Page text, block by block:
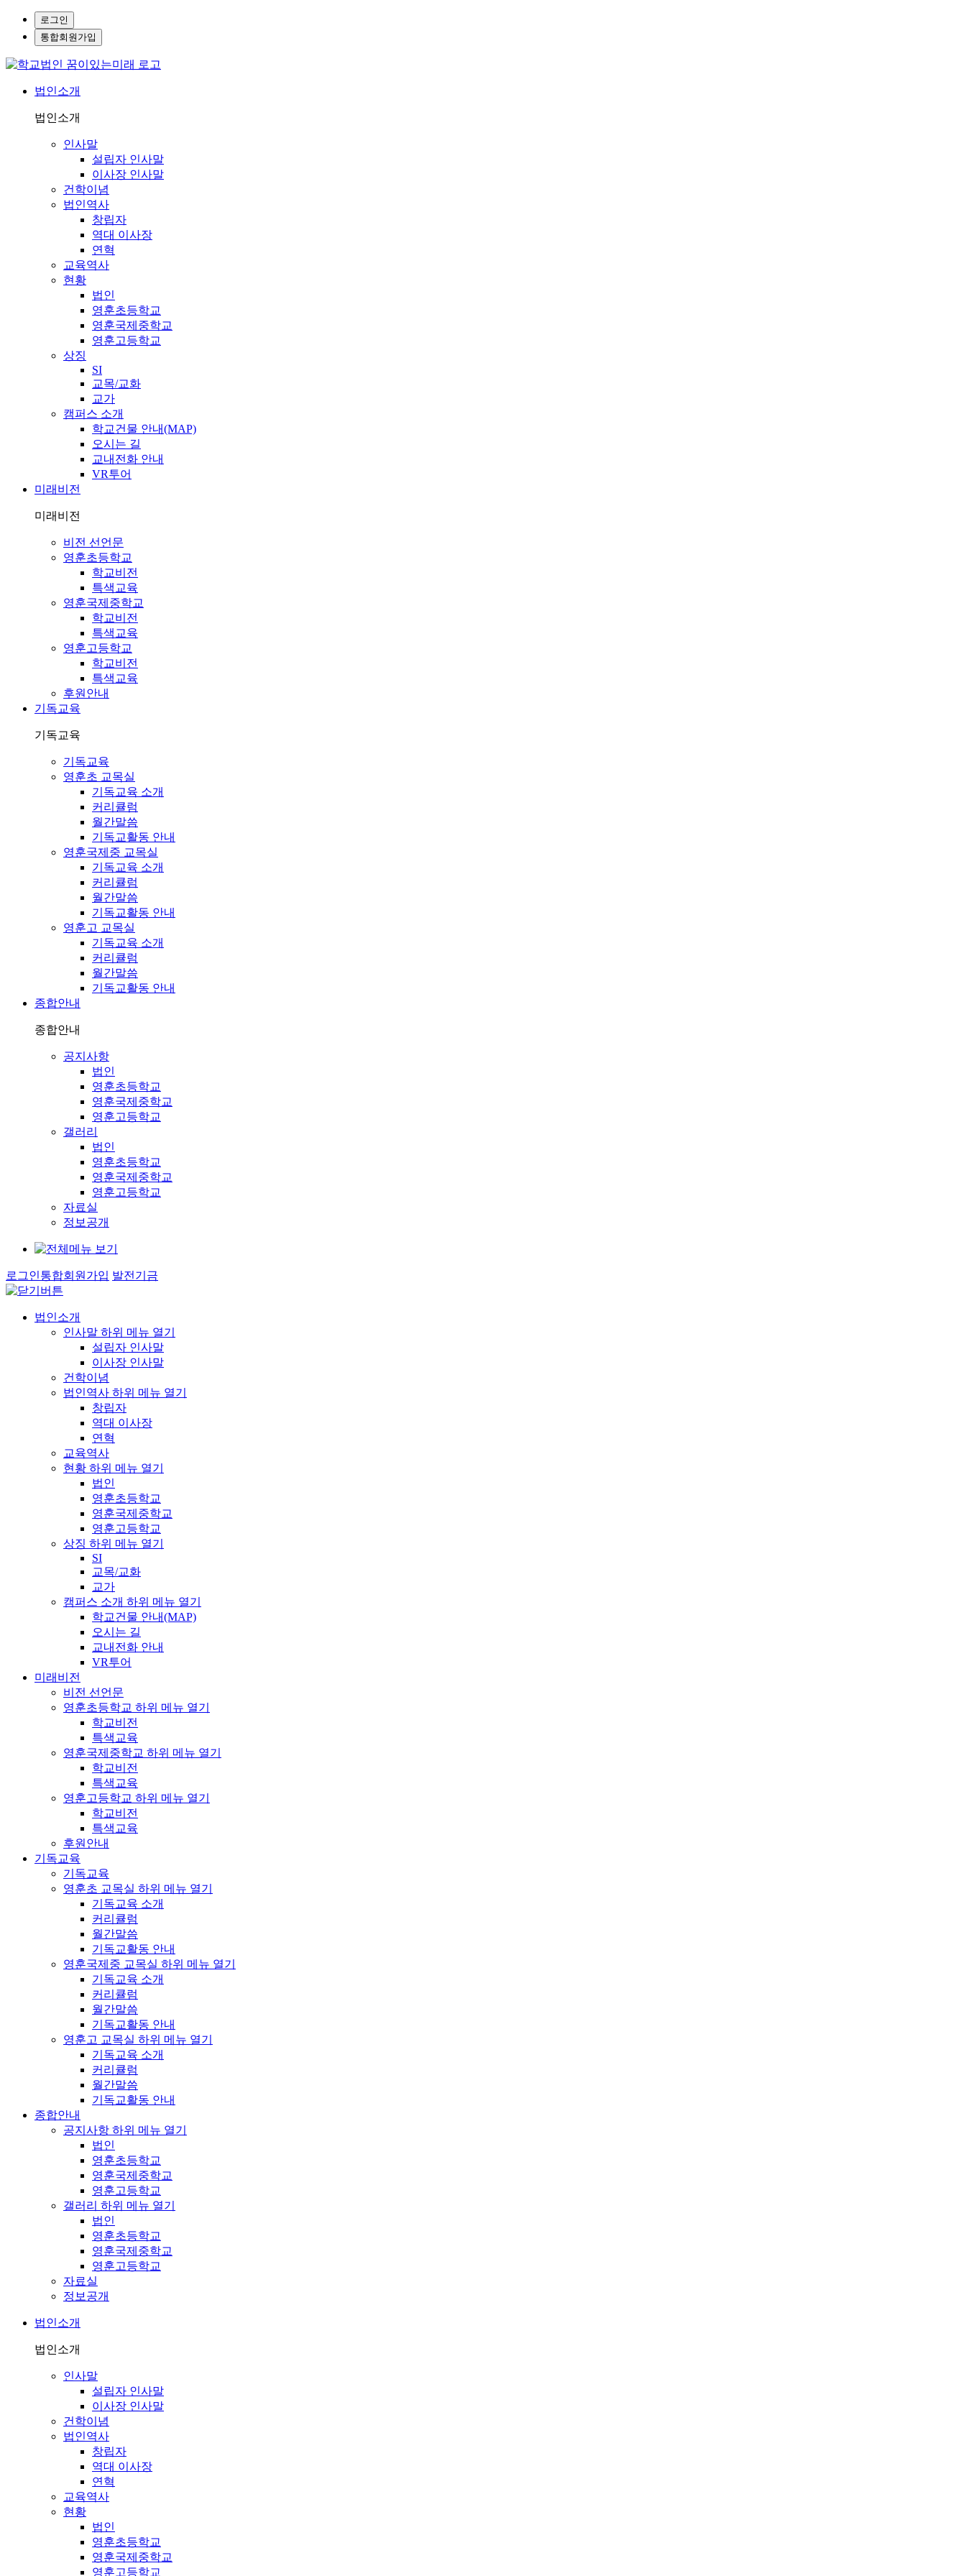
로그인
통합회원가입
법인소개
법인소개
인사말
설립자 인사말
이사장 인사말
건학이념
법인역사
창립자
역대 이사장
연혁
교육역사
현황
법인
영훈초등학교
영훈국제중학교
영훈고등학교
상징
SI
교목/교화
교가
캠퍼스 소개
학교건물 안내(MAP)
오시는 길
교내전화 안내
VR투어
미래비전
미래비전
비전 선언문
영훈초등학교
학교비전
특색교육
영훈국제중학교
학교비전
특색교육
영훈고등학교
학교비전
특색교육
후원안내
기독교육
기독교육
기독교육
영훈초 교목실
기독교육 소개
커리큘럼
월간말씀
기독교활동 안내
영훈국제중 교목실
기독교육 소개
커리큘럼
월간말씀
기독교활동 안내
영훈고 교목실
기독교육 소개
커리큘럼
월간말씀
기독교활동 안내
종합안내
종합안내
공지사항
법인
영훈초등학교
영훈국제중학교
영훈고등학교
갤러리
법인
영훈초등학교
영훈국제중학교
영훈고등학교
자료실
정보공개
로그인통합회원가입 발전기금
법인소개
인사말 하위 메뉴 열기
설립자 인사말
이사장 인사말
건학이념
법인역사 하위 메뉴 열기
창립자
역대 이사장
연혁
교육역사
현황 하위 메뉴 열기
법인
영훈초등학교
영훈국제중학교
영훈고등학교
상징 하위 메뉴 열기
SI
교목/교화
교가
캠퍼스 소개 하위 메뉴 열기
학교건물 안내(MAP)
오시는 길
교내전화 안내
VR투어
미래비전
비전 선언문
영훈초등학교 하위 메뉴 열기
학교비전
특색교육
영훈국제중학교 하위 메뉴 열기
학교비전
특색교육
영훈고등학교 하위 메뉴 열기
학교비전
특색교육
후원안내
기독교육
기독교육
영훈초 교목실 하위 메뉴 열기
기독교육 소개
커리큘럼
월간말씀
기독교활동 안내
영훈국제중 교목실 하위 메뉴 열기
기독교육 소개
커리큘럼
월간말씀
기독교활동 안내
영훈고 교목실 하위 메뉴 열기
기독교육 소개
커리큘럼
월간말씀
기독교활동 안내
종합안내
공지사항 하위 메뉴 열기
법인
영훈초등학교
영훈국제중학교
영훈고등학교
갤러리 하위 메뉴 열기
법인
영훈초등학교
영훈국제중학교
영훈고등학교
자료실
정보공개
법인소개
법인소개
인사말
설립자 인사말
이사장 인사말
건학이념
법인역사
창립자
역대 이사장
연혁
교육역사
현황
법인
영훈초등학교
영훈국제중학교
영훈고등학교